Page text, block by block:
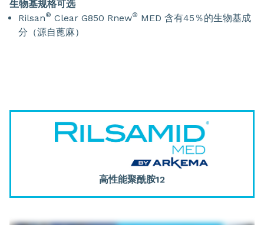
生物基规格可选
Rilsan® Clear G850 Rnew® MED 含有45％的生物基成
分（源自蓖麻）
高性能聚酰胺12